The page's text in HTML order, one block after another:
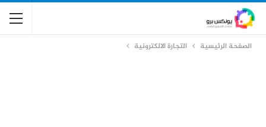
الصفحة الرئيسية التجارة الالكترونية